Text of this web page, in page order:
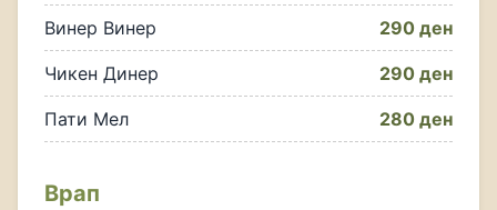
Винер Винер 290 ден
Чикен Динер 290 ден
Пати Мел 280 ден
Врап